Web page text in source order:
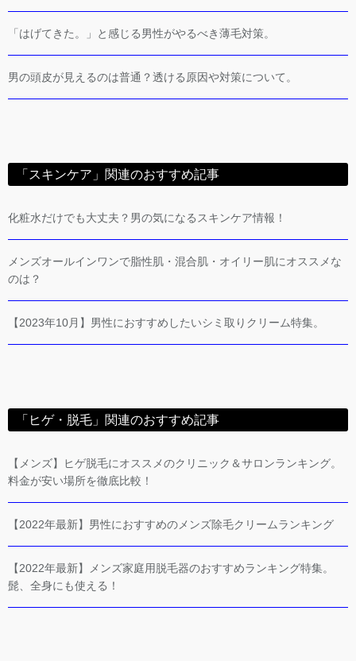
「はげてきた。」と感じる男性がやるべき薄毛対策。
男の頭皮が見えるのは普通？透ける原因や対策について。
「スキンケア」関連のおすすめ記事
化粧水だけでも大丈夫？男の気になるスキンケア情報！
メンズオールインワンで脂性肌・混合肌・オイリー肌にオススメな
のは？
【2023年10月】男性におすすめしたいシミ取りクリーム特集。
「ヒゲ・脱毛」関連のおすすめ記事
【メンズ】ヒゲ脱毛にオススメのクリニック＆サロンランキング。
料金が安い場所を徹底比較！
【2022年最新】男性におすすめのメンズ除毛クリームランキング
【2022年最新】メンズ家庭用脱毛器のおすすめランキング特集。
髭、全身にも使える！